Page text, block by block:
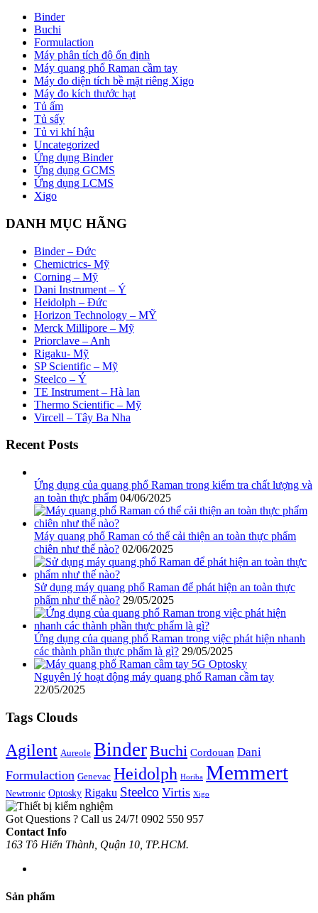
Binder
Buchi
Formulaction
Máy phân tích độ ổn định
Máy quang phổ Raman cầm tay
Máy đo diện tích bề mặt riêng Xigo
Máy đo kích thước hạt
Tủ ấm
Tủ sấy
Tủ vi khí hậu
Uncategorized
Ứng dụng Binder
Ứng dụng GCMS
Ứng dụng LCMS
Xigo
DANH MỤC HÃNG
Binder – Đức
Chemictrics- Mỹ
Corning – Mỹ
Dani Instrument – Ý
Heidolph – Đức
Horizon Technology – MỸ
Merck Millipore – Mỹ
Priorclave – Anh
Rigaku- Mỹ
SP Scientific – Mỹ
Steelco – Ý
TE Instrument – Hà lan
Thermo Scientific – Mỹ
Vircell – Tây Ba Nha
Recent Posts
Ứng dụng của quang phổ Raman trong kiểm tra chất lượng và
an toàn thực phẩm 04/06/2025
Máy quang phổ Raman có thể cải thiện an toàn thực phẩm
chiên như thế nào? 02/06/2025
Sử dụng máy quang phổ Raman để phát hiện an toàn thực
phẩm như thế nào? 29/05/2025
Ứng dụng của quang phổ Raman trong việc phát hiện nhanh
các thành phần thực phẩm là gì? 29/05/2025
Nguyên lý hoạt động máy quang phổ Raman cầm tay
22/05/2025
Tags Clouds
Agilent Aureole BinderBuchi Cordouan Dani
Formulaction Genevac Heidolph Horiba Memmert
Newtronic Optosky Rigaku Steelco Virtis Xigo
Got Questions ? Call us 24/7! 0902 550 957
Contact Info
163 Tô Hiến Thành, Quận 10, TP.HCM.
Sản phẩm